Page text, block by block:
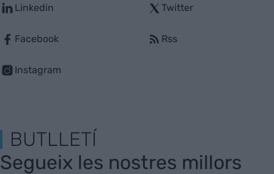
Linkedin
Facebook
Instagram
Twitter
Rss
BUTLLETÍ
Segueix les nostres millors